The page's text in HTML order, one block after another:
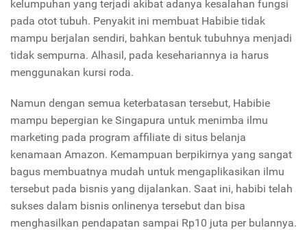
kelumpuhan yang terjadi akibat adanya kesalahan fungsi
pada otot tubuh. Penyakit ini membuat Habibie tidak
mampu berjalan sendiri, bahkan bentuk tubuhnya menjadi
tidak sempurna. Alhasil, pada kesehariannya ia harus
menggunakan kursi roda.
Namun dengan semua keterbatasan tersebut, Habibie
mampu bepergian ke Singapura untuk menimba ilmu
marketing pada program affiliate di situs belanja
kenamaan Amazon. Kemampuan berpikirnya yang sangat
bagus membuatnya mudah untuk mengaplikasikan ilmu
tersebut pada bisnis yang dijalankan. Saat ini, habibi telah
sukses dalam bisnis onlinenya tersebut dan bisa
menghasilkan pendapatan sampai Rp10 juta per bulannya.